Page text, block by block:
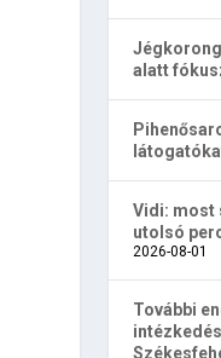
alatt
Vidi: most
utolsó
2026-08-01
További